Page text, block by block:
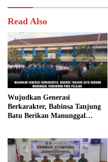
Read Also
Wujudkan Generasi
Berkarakter, Babinsa Tanjung
Batu Berikan Manunggal